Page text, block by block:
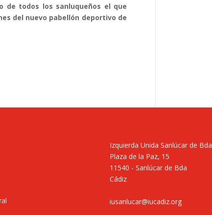
de todos los sanluqueños el que
del nuevo pabellón deportivo de
Izquierda Unida Sanlúcar de Bda
Plaza de la Paz, 15
11540 - Sanlúcar de Bda
Cádiz
iusanlucar@iucadiz.org